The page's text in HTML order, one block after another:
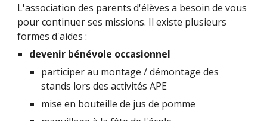
L'association des parents d'élèves a besoin de vous
pour continuer ses missions. Il existe plusieurs
formes d'aides :
devenir bénévole occasionnel
participer au montage / démontage des
stands lors des activités APE
mise en bouteille de jus de pomme